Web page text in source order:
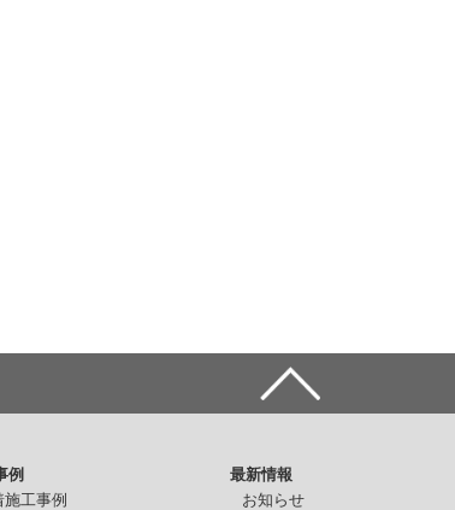
例
施工事例
最新情報
お知らせ